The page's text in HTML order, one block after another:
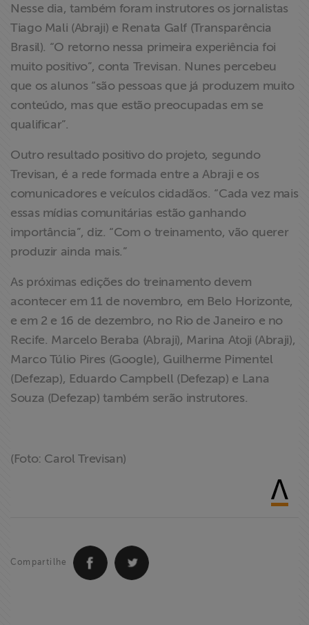
Nesse dia, também foram instrutores os jornalistas
Tiago Mali (Abraji) e Renata Galf (Transparência
Brasil). “O retorno nessa primeira experiência foi
muito positivo”, conta Trevisan. Nunes percebeu
que os alunos “são pessoas que já produzem muito
conteúdo, mas que estão preocupadas em se
qualificar”.
Outro resultado positivo do projeto, segundo
Trevisan, é a rede formada entre a Abraji e os
comunicadores e veículos cidadãos. “Cada vez mais
essas mídias comunitárias estão ganhando
importância”, diz. “Com o treinamento, vão querer
produzir ainda mais.”
As próximas edições do treinamento devem
acontecer em 11 de novembro, em Belo Horizonte,
e em 2 e 16 de dezembro, no Rio de Janeiro e no
Recife. Marcelo Beraba (Abraji), Marina Atoji (Abraji),
Marco Túlio Pires (Google), Guilherme Pimentel
(Defezap), Eduardo Campbell (Defezap) e Lana
Souza (Defezap) também serão instrutores.
(Foto: Carol Trevisan)
Compartilhe